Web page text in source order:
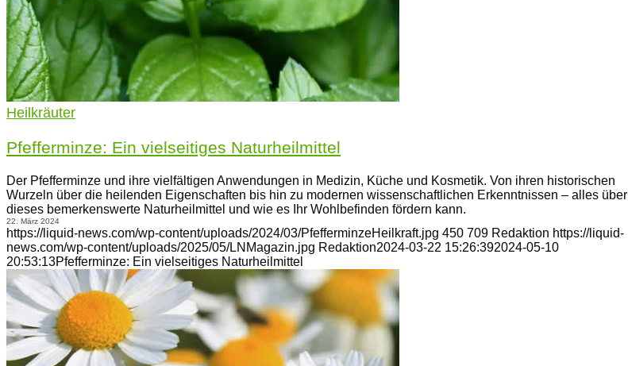
Heilkräuter
Pfefferminze: Ein vielseitiges Naturheilmittel
Der Pfefferminze und ihre vielfältigen Anwendungen in Medizin, Küche und Kosmetik. Von ihren historischen
Wurzeln über die heilenden Eigenschaften bis hin zu modernen wissenschaftlichen Erkenntnissen – alles über
dieses bemerkenswerte Naturheilmittel und wie es Ihr Wohlbefinden fördern kann.
22. März 2024
https://liquid-news.com/wp-content/uploads/2024/03/PfefferminzeHeilkraft.jpg 450 709 Redaktion https://liquid-
news.com/wp-content/uploads/2025/05/LNMagazin.jpg Redaktion2024-03-22 15:26:392024-05-10
20:53:13Pfefferminze: Ein vielseitiges Naturheilmittel